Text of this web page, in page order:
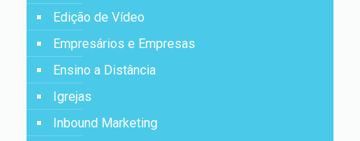
Edição de Vídeo
Empresários e Empresas
Ensino a Distância
Igrejas
Inbound Marketing